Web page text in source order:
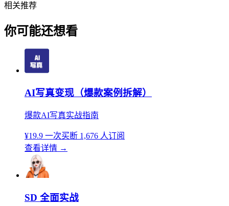
相关推荐
你可能还想看
AI写真变现（爆款案例拆解）
爆款AI写真实战指南
¥19.9 一次买断 1,676 人订阅
查看详情 →
SD 全面实战